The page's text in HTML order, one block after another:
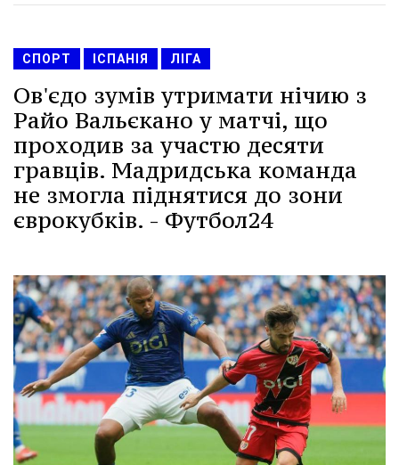
СПОРТ ІСПАНІЯ ЛІГА
Ов'єдо зумів утримати нічию з
Райо Вальєкано у матчі, що
проходив за участю десяти
гравців. Мадридська команда
не змогла піднятися до зони
єврокубків. - Футбол24